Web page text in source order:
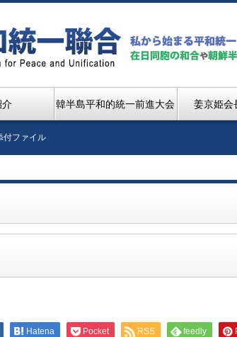
介 韓半島平和的統一前進大会 姜京姫会
付ファイル
Hatena Pocket RSS feedly